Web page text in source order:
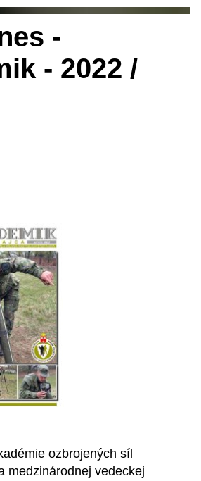
-
- 2022 /
ozbrojených síl
medzinárodnej vedeckej